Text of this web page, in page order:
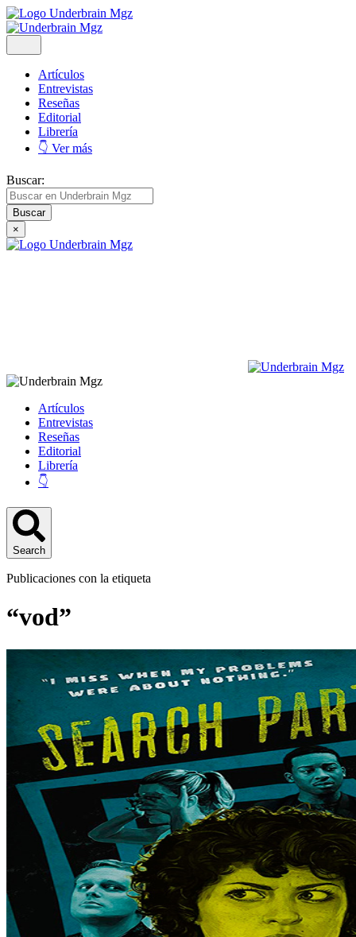
Artículos
Entrevistas
Reseñas
Editorial
Librería
👇 Ver más
Buscar:
×
Artículos
Entrevistas
Reseñas
Editorial
Librería
👇
Search
Publicaciones con la etiqueta
“vod”